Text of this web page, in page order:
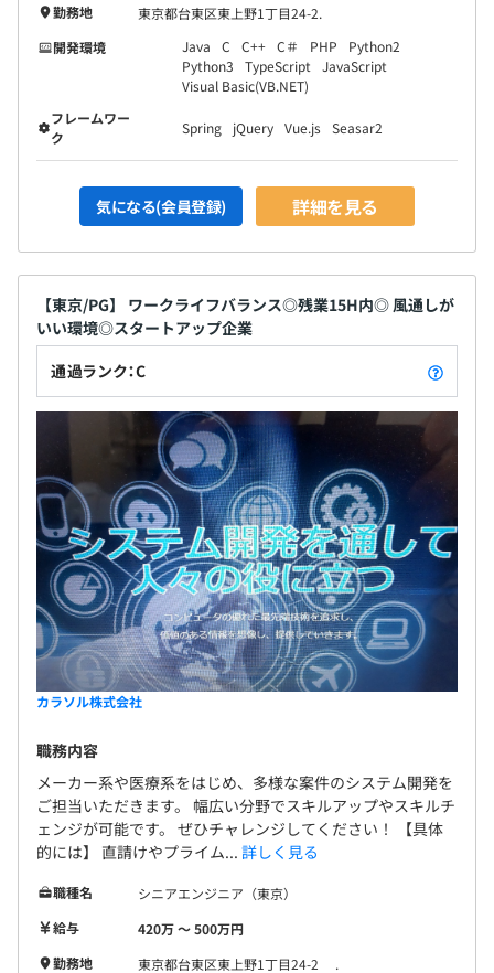
勤務地
東京都台東区東上野1丁目24-2.
開発環境
Java C C++ C＃ PHP
Python2
Python3
TypeScript
JavaScript
Visual Basic(VB.NET)
フレームワー
ク
Spring jQuery Vue.js Seasar2
気になる(会員登録) 詳細を見る
【東京/PG】 ワークライフバランス◎残業15H内◎ 風通しが
いい環境◎スタートアップ企業
通過ランク：C
カラソル株式会社
職務内容
メーカー系や医療系をはじめ、多様な案件のシステム開発を
ご担当いただきます。 幅広い分野でスキルアップやスキルチ
ェンジが可能です。 ぜひチャレンジしてください！ 【具体
的には】 直請けやプライム... 詳しく見る
職種名
シニアエンジニア（東京）
給与
420万 〜 500万円
勤務地
東京都台東区東上野1丁目24-2 .